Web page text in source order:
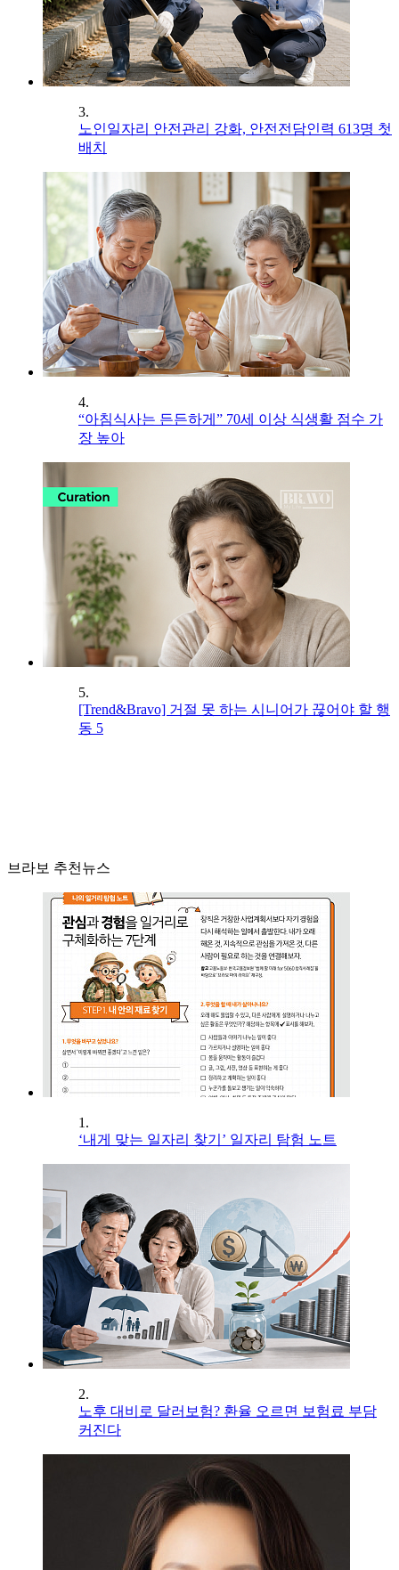
3.
노인일자리 안전관리 강화, 안전전담인력 613명 첫
배치
4.
“아침식사는 든든하게” 70세 이상 식생활 점수 가
장 높아
5.
[Trend&Bravo] 거절 못 하는 시니어가 끊어야 할 행
동 5
브라보 추천뉴스
1.
‘내게 맞는 일자리 찾기’ 일자리 탐험 노트
2.
노후 대비로 달러보험? 환율 오르면 보험료 부담
커진다